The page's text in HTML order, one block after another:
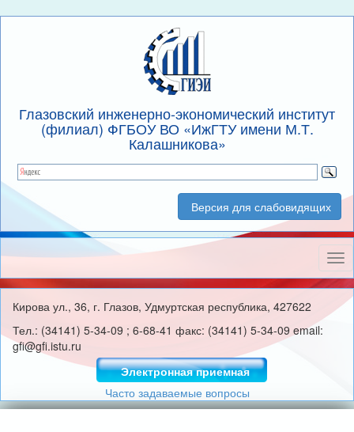
Глазовский инженерно-экономический институт
(филиал) ФГБОУ ВО «ИжГТУ имени М.Т.
Калашникова»
Версия для слабовидящих
Кирова ул., 36, г. Глазов, Удмуртская республика, 427622
Тел.: (34141) 5-34-09 ; 6-68-41 факс: (34141) 5-34-09 email:
gfi@gfi.istu.ru
Электронная приемная
Часто задаваемые вопросы